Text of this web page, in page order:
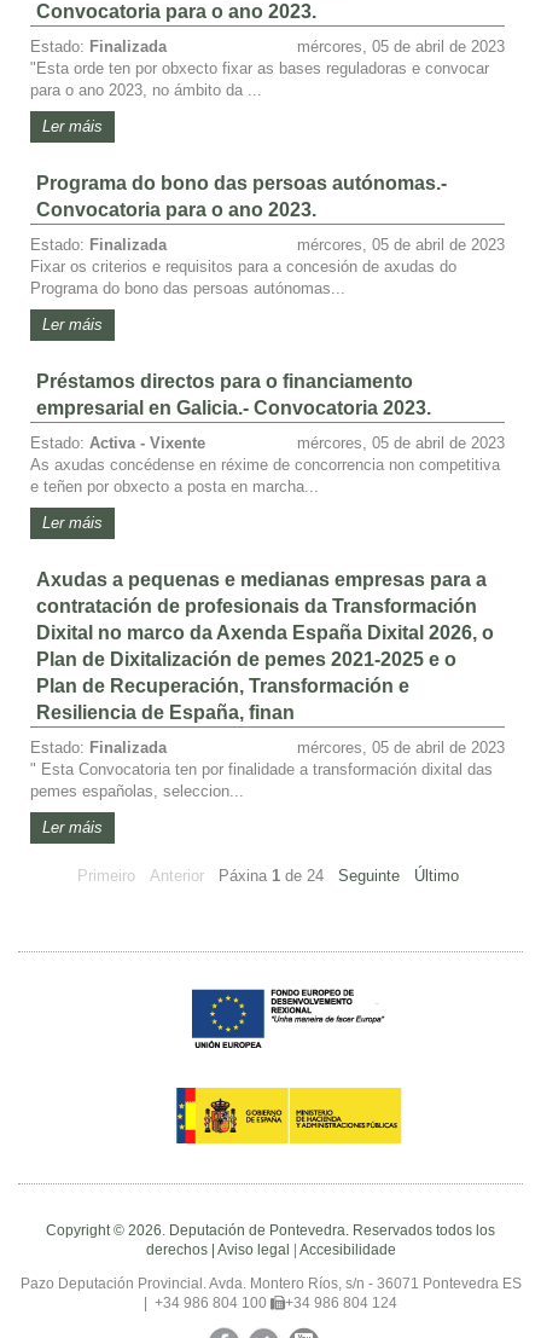
Convocatoria para o ano 2023.
Estado: Finalizada
mércores, 05 de abril de 2023
"Esta orde ten por obxecto fixar as bases reguladoras e convocar
para o ano 2023, no ámbito da ...
Ler máis
Programa do bono das persoas autónomas.-
Convocatoria para o ano 2023.
Estado: Finalizada
mércores, 05 de abril de 2023
Fixar os criterios e requisitos para a concesión de axudas do
Programa do bono das persoas autónomas...
Ler máis
Préstamos directos para o financiamento
empresarial en Galicia.- Convocatoria 2023.
Estado: Activa - Vixente
mércores, 05 de abril de 2023
As axudas concédense en réxime de concorrencia non competitiva
e teñen por obxecto a posta en marcha...
Ler máis
Axudas a pequenas e medianas empresas para a
contratación de profesionais da Transformación
Dixital no marco da Axenda España Dixital 2026, o
Plan de Dixitalización de pemes 2021-2025 e o
Plan de Recuperación, Transformación e
Resiliencia de España, finan
Estado: Finalizada
mércores, 05 de abril de 2023
" Esta Convocatoria ten por finalidade a transformación dixital das
pemes españolas, seleccion...
Ler máis
Primeiro Anterior Páxina 1de 24 Seguinte Último
Copyright © 2026. Deputación de Pontevedra. Reservados todos los
derechos | Aviso legal Accesibilidade
Pazo Deputación Provincial. Avda. Montero Ríos, s/n - 36071 Pontevedra ES
+34 986 804 100
+34 986 804 124